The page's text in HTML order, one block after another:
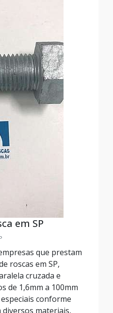
em SP
que prestam
roscas em SP,
cruzada e
de 1,6mm a 100mm
conforme
materiais,